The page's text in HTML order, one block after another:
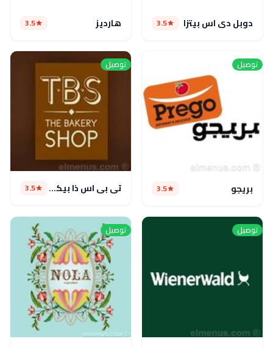
دوبل دى اس بيتزا 3.5 هارديز 3.5
توصيل
بريجو 3.5
توصيل
تى بى اس ذا بيكرى شوب 3.5
توصيل توصيل